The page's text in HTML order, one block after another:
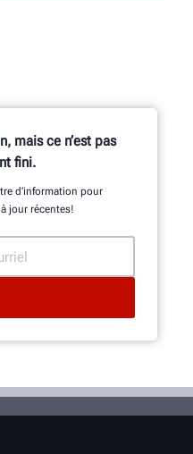
mais ce n’est pas
fini.
d’information pour
jour récentes!